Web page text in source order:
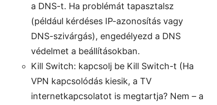
a DNS-t. Ha problémát tapasztalsz
(például kérdéses IP-azonosítás vagy
DNS-szivárgás), engedélyezd a DNS
védelmet a beállításokban.
Kill Switch: kapcsolj be Kill Switch-t (Ha
VPN kapcsolódás kiesik, a TV
internetkapcsolatot is megtartja? Nem – a